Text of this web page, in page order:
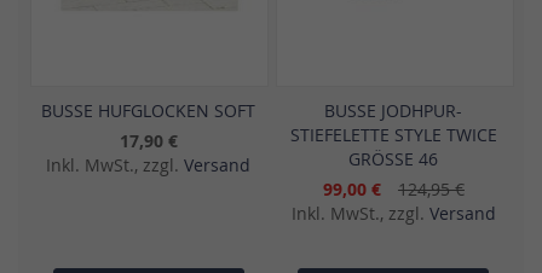
BUSSE HUFGLOCKEN SOFT
17,90 €
Inkl. MwSt., zzgl. Versand
BUSSE JODHPUR-
STIEFELETTE STYLE TWICE
GRÖSSE 46
99,00 €
124,95 €
Inkl. MwSt., zzgl. Versand